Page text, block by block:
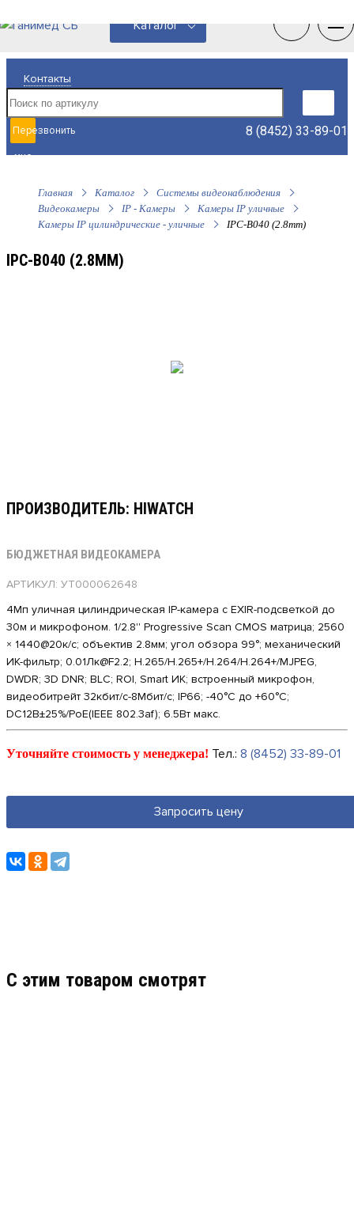
Контакты
Перезвонить
мне
8 (8452) 33-89-01
Каталог
Главная Каталог
Системы видеонаблюдения
Видеокамеры
IP - Камеры
Камеры IP уличные
Камеры IP цилиндрические - уличные
IPC-B040 (2.8mm)
IPC-B040 (2.8MM)
ПРОИЗВОДИТЕЛЬ: HIWATCH
БЮДЖЕТНАЯ ВИДЕОКАМЕРА
АРТИКУЛ: УТ000062648
4Мп уличная цилиндрическая IP-камера с EXIR-подсветкой до
30м и микрофоном. 1/2.8'' Progressive Scan CMOS матрица; 2560
× 1440@20к/с; объектив 2.8мм; угол обзора 99°; механический
ИК-фильтр; 0.01Лк@F2.2; H.265/H.265+/H.264/H.264+/MJPEG,
DWDR; 3D DNR; BLC; ROI, Smart ИК; встроенный микрофон,
видеобитрейт 32кбит/с-8Мбит/с; IP66; -40°C до +60°C;
DC12В±25%/PoE(IEEE 802.3af); 6.5Вт макс.
Уточняйте стоимость у менеджера! Тел.: 8 (8452) 33-89-01
Запросить цену
C этим товаром смотрят